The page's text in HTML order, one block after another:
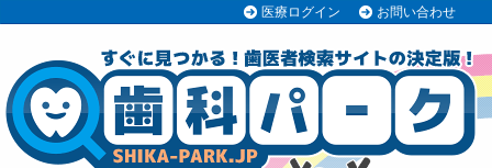
医療ログイン お問い合わせ